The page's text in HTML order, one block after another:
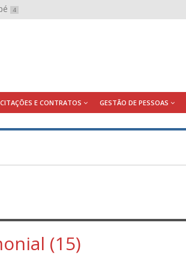
4
E CONTRATOS GESTÃO DE PESSOAS
(15)